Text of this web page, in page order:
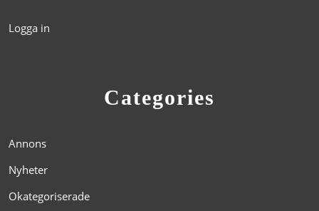
Logga in
Categories
Annons
Nyheter
Okategoriserade